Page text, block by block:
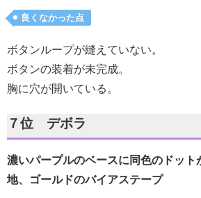
良くなかった点
ボタンループが縫えていない。
ボタンの装着が未完成。
胸に穴が開いている。
７位 デボラ
濃いパープルのベースに同色のドット
地、ゴールドのバイアステープ